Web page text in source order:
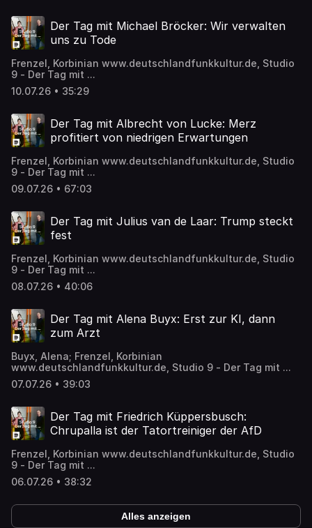
Der Tag mit Michael Bröcker: Wir verwalten
uns zu Tode
Frenzel, Korbinian www.deutschlandfunkkultur.de, Studio
9 - Der Tag mit ...
10.07.26 • 35:29
Der Tag mit Albrecht von Lucke: Merz
profitiert von niedrigen Erwartungen
Frenzel, Korbinian www.deutschlandfunkkultur.de, Studio
9 - Der Tag mit ...
09.07.26 • 67:03
Der Tag mit Julius van de Laar: Trump steckt
fest
Frenzel, Korbinian www.deutschlandfunkkultur.de, Studio
9 - Der Tag mit ...
08.07.26 • 40:06
Der Tag mit Alena Buyx: Erst zur KI, dann
zum Arzt
Buyx, Alena; Frenzel, Korbinian
www.deutschlandfunkkultur.de, Studio 9 - Der Tag mit ...
07.07.26 • 39:03
Der Tag mit Friedrich Küppersbusch:
Chrupalla ist der Tatortreiniger der AfD
Frenzel, Korbinian www.deutschlandfunkkultur.de, Studio
9 - Der Tag mit ...
06.07.26 • 38:32
Alles anzeigen